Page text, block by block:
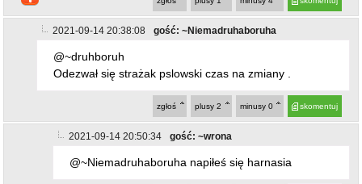
skomentuj
minusy1
plusy0
zgłoś
Harnaś jest dla takich ojprzczymurkow jak ty co
skomentuj
minusy0
plusy0
zgłoś
ostatnio dodany post